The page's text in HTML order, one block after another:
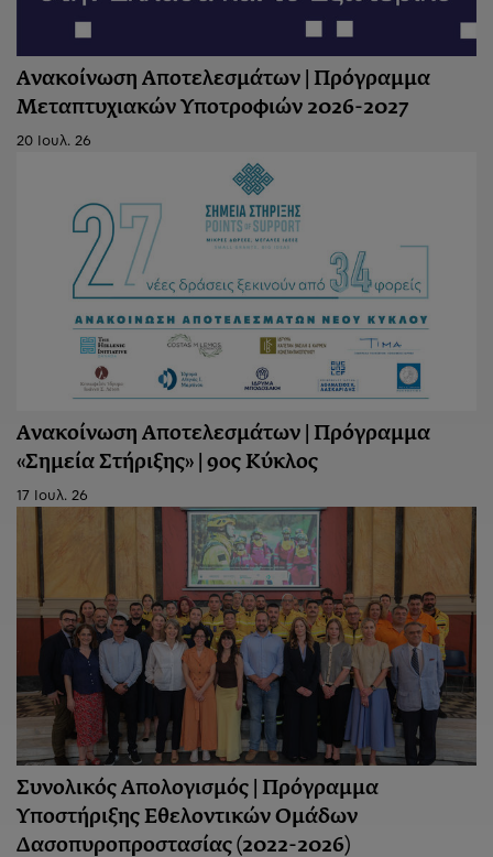
Ανακοίνωση Αποτελεσμάτων | Πρόγραμμα
Μεταπτυχιακών Υποτροφιών 2026-2027
20 Ιουλ. 26
Ανακοίνωση Aποτελεσμάτων | Πρόγραμμα
«Σημεία Στήριξης» | 9ος Κύκλος
17 Ιουλ. 26
Συνολικός Απολογισμός | Πρόγραμμα
Υποστήριξης Εθελοντικών Ομάδων
Δασοπυροπροστασίας (2022-2026)